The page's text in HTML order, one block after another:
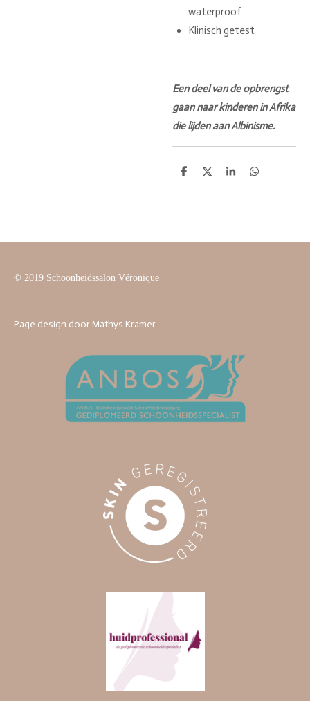
waterproof
Klinisch getest
Een deel van de opbrengst
gaan naar kinderen in Afrika
die lijden aan Albinisme.
D
D
S
D
© 2019 Schoonheidssalon Véronique
Page design door Mathys Kramer